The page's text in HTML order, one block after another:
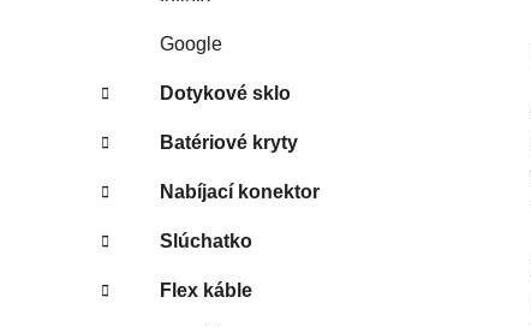
Google
Dotykové sklo
Batériové kryty
Nabíjací konektor
Slúchatko
Flex káble